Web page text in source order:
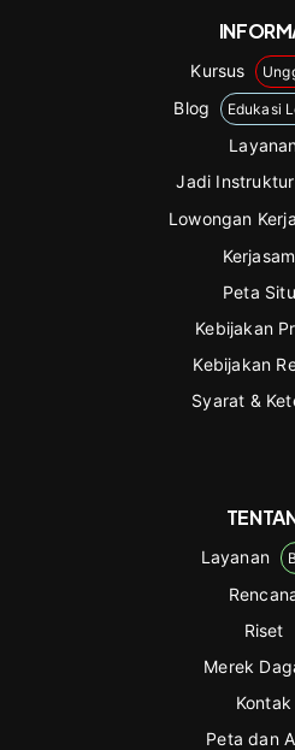
Kursus
Blog Edukasi
Jadi Instruktur
Lowongan
Peta
Kebijakan
Kebijakan
Syarat &
Layanan
Riset
Merek
Kontak
Peta dan